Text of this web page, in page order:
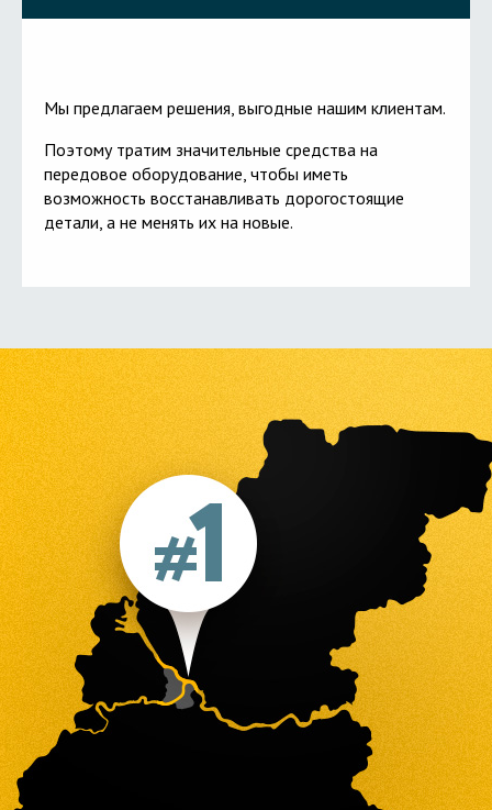
Мы предлагаем решения, выгодные нашим клиентам.
Поэтому тратим значительные средства на
передовое оборудование, чтобы иметь
возможность восстанавливать дорогостоящие
детали, а не менять их на новые.